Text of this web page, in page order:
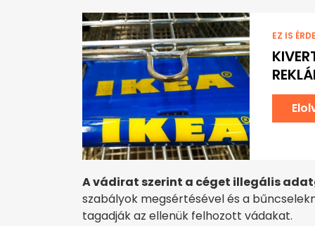
EZ IS
A vádirat szerint a céget illegális
szabályok megsértésével és a
tagadják az ellenük felhozott vádakat.